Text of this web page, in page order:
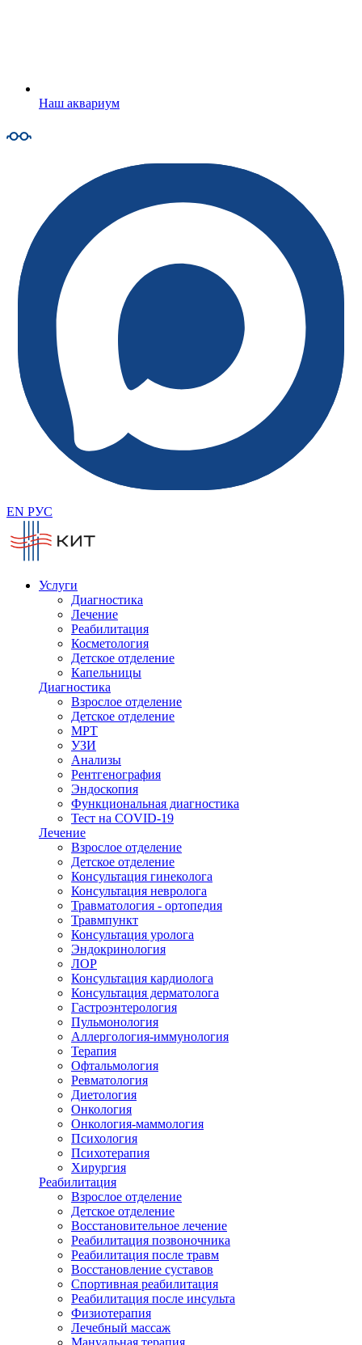
Наш аквариум
EN РУС
Услуги
Диагностика
Лечение
Реабилитация
Косметология
Детское отделение
Капельницы
Диагностика
Взрослое отделение
Детское отделение
МРТ
УЗИ
Анализы
Рентгенография
Эндоскопия
Функциональная диагностика
Тест на COVID-19
Лечение
Взрослое отделение
Детское отделение
Консультация гинеколога
Консультация невролога
Травматология - ортопедия
Травмпункт
Консультация уролога
Эндокринология
ЛОР
Консультация кардиолога
Консультация дерматолога
Гастроэнтерология
Пульмонология
Аллергология-иммунология
Терапия
Офтальмология
Ревматология
Диетология
Онкология
Онкология-маммология
Психология
Психотерапия
Хирургия
Реабилитация
Взрослое отделение
Детское отделение
Восстановительное лечение
Реабилитация позвоночника
Реабилитация после травм
Восстановление суставов
Спортивная реабилитация
Реабилитация после инсульта
Физиотерапия
Лечебный массаж